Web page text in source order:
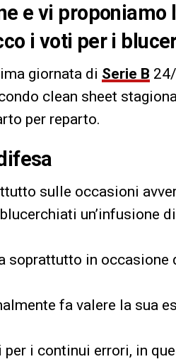
e vi proponiamo
i voti per i
giornata di Serie B
clean sheet
per reparto.
sulle occasioni
un’infusione di
soprattutto in occasione
fa valere la sua
i continui errori, in